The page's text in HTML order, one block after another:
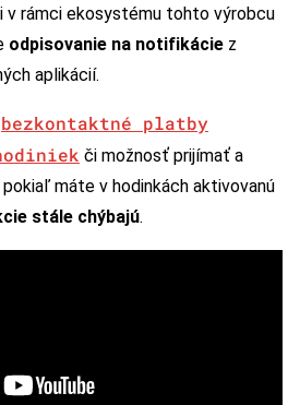
v rámci ekosystému tohto výrobcu
odpisovanie na notifikácie z
aplikácií.
bezkontaktné platby
či možnosť prijímať a
máte v hodinkách aktivovanú
stále chýbajú.